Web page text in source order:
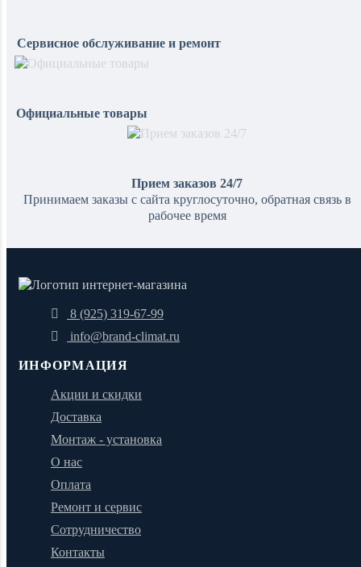
Сервисное обслуживание и ремонт
Официальные товары
Прием заказов 24/7
Принимаем заказы с сайта круглосуточно, обратная связь в
рабочее время
8 (925) 319-67-99
info@brand-climat.ru
ИНФОРМАЦИЯ
Акции и скидки
Доставка
Монтаж - установка
О нас
Оплата
Ремонт и сервис
Сотрудничество
Контакты